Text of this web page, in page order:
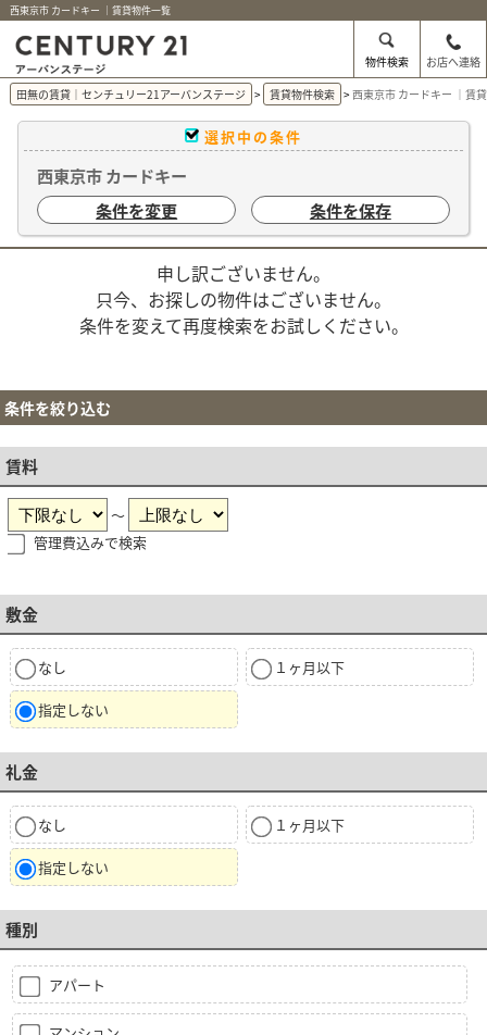
西東京市 カードキー ｜賃貸物件一覧
物件検索
お店へ連絡
田無の賃貸｜センチュリー21アーバンステージ
賃貸物件検索 西東京市 カードキー ｜賃
選択中の条件
西東京市 カードキー
条件を変更
条件を保存
申し訳ございません。
只今、お探しの物件はございません。
条件を変えて再度検索をお試しください。
条件を絞り込む
賃料
～
管理費込みで検索
敷金
なし １ヶ月以下
指定しない
礼金
なし １ヶ月以下
指定しない
種別
アパート